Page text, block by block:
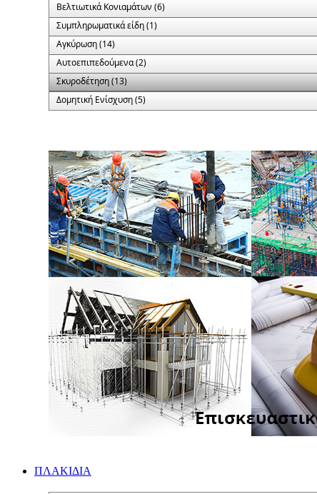
Βελτιωτικά Κονιαμάτων (6)
Συμπληρωματικά είδη (1)
Αγκύρωση (14)
Αυτοεπιπεδούμενα (2)
Σκυροδέτηση (13)
Δομητική Ενίσχυση (5)
ΠΛΑΚΙΔΙA